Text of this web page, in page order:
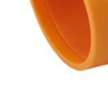
Produits
A propos de nous